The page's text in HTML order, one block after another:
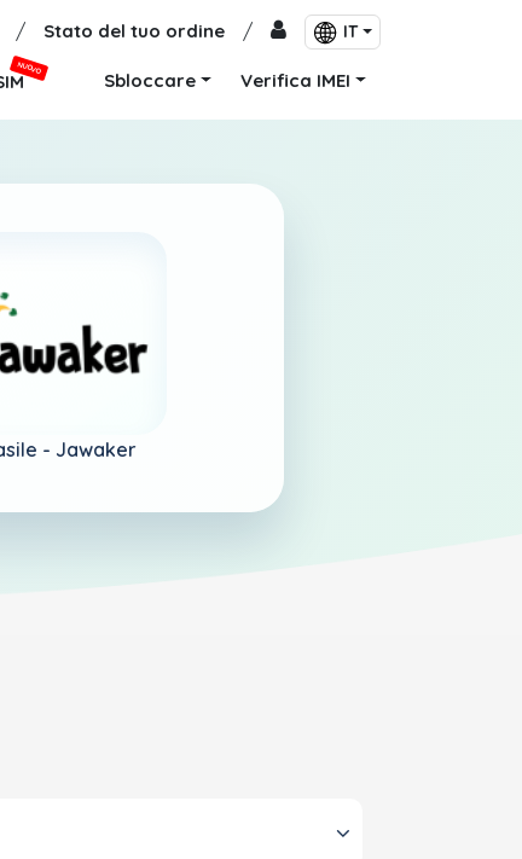
/ Stato del tuo ordine / IT
NUOVO
Sbloccare Verifica IMEI
- Jawaker